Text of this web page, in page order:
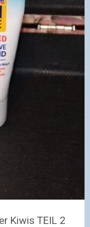
Kiwis TEIL 2